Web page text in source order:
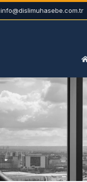
info@dislimuhasebe.com.tr